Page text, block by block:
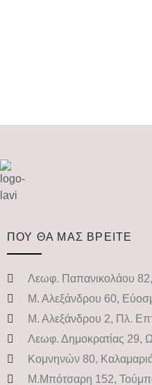
ΠΟΥ ΘΑ ΜΑΣ ΒΡΕΙΤΕ
Λεωφ. Παπανικολάου
Μ. Αλεξάνδρου 60,
Μ. Αλεξάνδρου 2, Πλ.
Λεωφ. Δημοκρατίας 29,
Κομνηνών 80,
Μ.Μπότσαρη 152,